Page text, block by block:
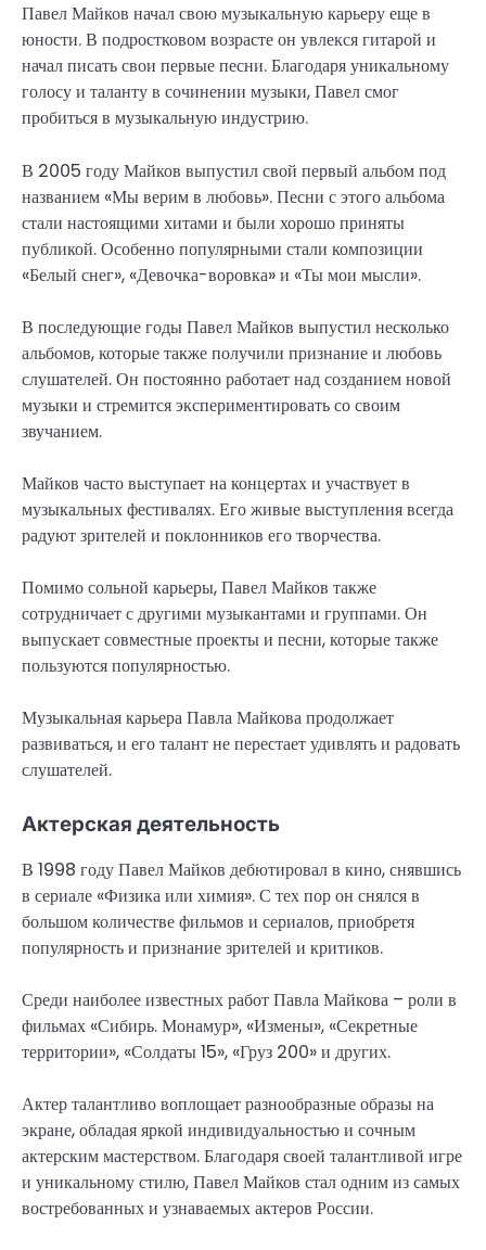
Павел Майков начал свою музыкальную карьеру еще в
юности. В подростковом возрасте он увлекся гитарой и
начал писать свои первые песни. Благодаря уникальному
голосу и таланту в сочинении музыки, Павел смог
пробиться в музыкальную индустрию.
В 2005 году Майков выпустил свой первый альбом под
названием «Мы верим в любовь». Песни с этого альбома
стали настоящими хитами и были хорошо приняты
публикой. Особенно популярными стали композиции
«Белый снег», «Девочка-воровка» и «Ты мои мысли».
В последующие годы Павел Майков выпустил несколько
альбомов, которые также получили признание и любовь
слушателей. Он постоянно работает над созданием новой
музыки и стремится экспериментировать со своим
звучанием.
Майков часто выступает на концертах и участвует в
музыкальных фестивалях. Его живые выступления всегда
радуют зрителей и поклонников его творчества.
Помимо сольной карьеры, Павел Майков также
сотрудничает с другими музыкантами и группами. Он
выпускает совместные проекты и песни, которые также
пользуются популярностью.
Музыкальная карьера Павла Майкова продолжает
развиваться, и его талант не перестает удивлять и радовать
слушателей.
Актерская деятельность
В 1998 году Павел Майков дебютировал в кино, снявшись
в сериале «Физика или химия». С тех пор он снялся в
большом количестве фильмов и сериалов, приобретя
популярность и признание зрителей и критиков.
Среди наиболее известных работ Павла Майкова – роли в
фильмах «Сибирь. Монамур», «Измены», «Секретные
территории», «Солдаты 15», «Груз 200» и других.
Актер талантливо воплощает разнообразные образы на
экране, обладая яркой индивидуальностью и сочным
актерским мастерством. Благодаря своей талантливой игре
и уникальному стилю, Павел Майков стал одним из самых
востребованных и узнаваемых актеров России.